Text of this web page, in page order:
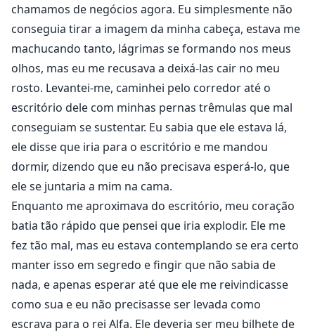
ela tem que usá-lo a seu favor, para domar a besta
nele. Através da humilhação e da perseverança, ela
conseguiu sobreviver.
O Rei Alfa a ajudou a se levantar sozinha, enquanto ela
recuperava o que havia perdido e mais...
Como um rei poderoso pode amar uma loba humilde
chamamos de negócios agora. Eu simplesmente não
conseguia tirar a imagem da minha cabeça, estava me
machucando tanto, lágrimas se formando nos meus
olhos, mas eu me recusava a deixá-las cair no meu
rosto. Levantei-me, caminhei pelo corredor até o
escritório dele com minhas pernas trêmulas que mal
conseguiam se sustentar. Eu sabia que ele estava lá,
ele disse que iria para o escritório e me mandou
dormir, dizendo que eu não precisava esperá-lo, que
ele se juntaria a mim na cama.
Enquanto me aproximava do escritório, meu coração
batia tão rápido que pensei que iria explodir. Ele me
fez tão mal, mas eu estava contemplando se era certo
manter isso em segredo e fingir que não sabia de
nada, e apenas esperar até que ele me reivindicasse
como sua e eu não precisasse ser levada como
escrava para o rei Alfa. Ele deveria ser meu bilhete de